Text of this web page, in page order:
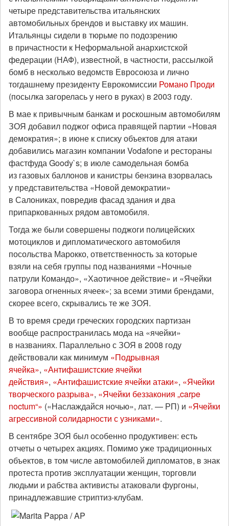
четыре представительства итальянских
автомобильных брендов и выставку их машин.
Итальянцы сидели в тюрьме по подозрению
в причастности к Неформальной анархистской
федерации (НАФ), известной, в частности, рассылкой
бомб в несколько ведомств Евросоюза и лично
тогдашнему президенту Еврокомиссии Романо Проди
(посылка загорелась у него в руках) в 2003 году.
В мае к привычным банкам и роскошным автомобилям
ЗОЯ добавил поджог офиса правящей партии «Новая
демократия»; в июне к списку объектов для атаки
добавились магазин компании Vodafone и рестораны
фастфуда Goody`s; в июле самодельная бомба
из газовых баллонов и канистры бензина взорвалась
у представительства «Новой демократии»
в Салониках, повредив фасад здания и два
припаркованных рядом автомобиля.
Тогда же были совершены поджоги полицейских
мотоциклов и дипломатического автомобиля
посольства Марокко, ответственность за которые
взяли на себя группы под названиями «Ночные
патрули Командо», «Хаотичное действие» и «Ячейки
заговора огненных ячеек»; за всеми этими брендами,
скорее всего, скрывались те же ЗОЯ.
В то время среди греческих городских партизан
вообще распространилась мода на «ячейки»
в названиях. Параллельно с ЗОЯ в 2008 году
действовали как минимум «Подрывная
ячейка», «Антифашистские ячейки
действия», «Антифашистские ячейки атаки», «Ячейки
творческого разрыва», «Ячейки беззакония „carpe
noctum“» («Наслаждайся ночью», лат. — РП) и «Ячейки
агрессивной солидарности с узниками».
В сентябре ЗОЯ был особенно продуктивен: есть
отчеты о четырех акциях. Помимо уже традиционных
объектов, в том числе автомобилей дипломатов, в знак
протеста против эксплуатации женщин, торговли
людьми и рабства активисты атаковали фургоны,
принадлежавшие стриптиз-клубам.